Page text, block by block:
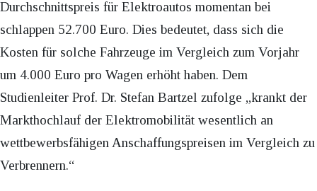
Durchschnittspreis für Elektroautos momentan bei
schlappen 52.700 Euro. Dies bedeutet, dass sich die
Kosten für solche Fahrzeuge im Vergleich zum Vorjahr
um 4.000 Euro pro Wagen erhöht haben. Dem
Studienleiter Prof. Dr. Stefan Bartzel zufolge „krankt der
Markthochlauf der Elektromobilität wesentlich an
wettbewerbsfähigen Anschaffungspreisen im Vergleich zu
Verbrennern.“